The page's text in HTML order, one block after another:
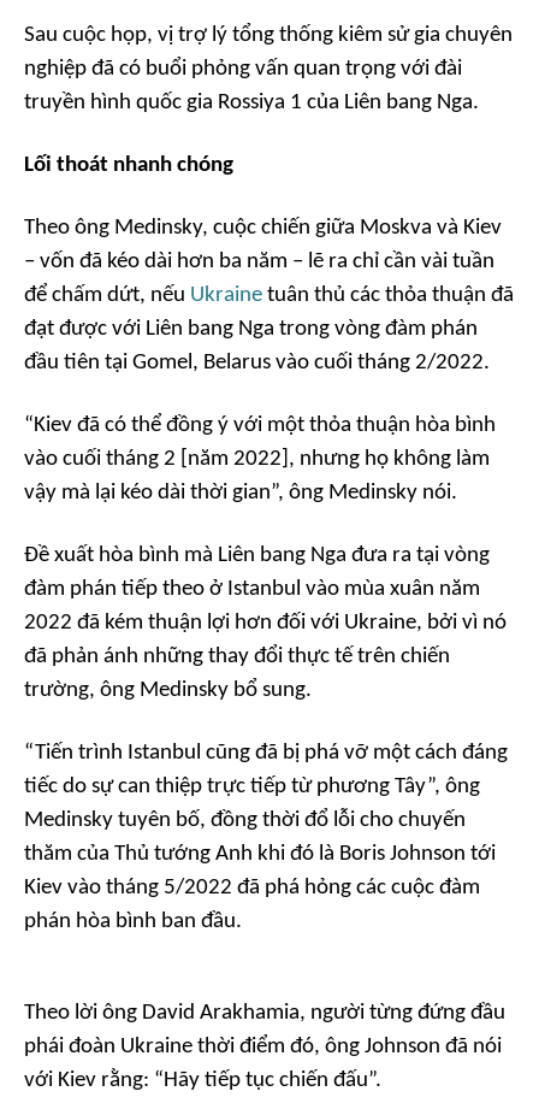
Sau cuộc họp, vị trợ lý tổng thống kiêm sử gia chuyên
nghiệp đã có buổi phỏng vấn quan trọng với đài
truyền hình quốc gia Rossiya 1 của Liên bang Nga.
Lối thoát nhanh chóng
Theo ông Medinsky, cuộc chiến giữa Moskva và Kiev
– vốn đã kéo dài hơn ba năm – lẽ ra chỉ cần vài tuần
để chấm dứt, nếu Ukraine tuân thủ các thỏa thuận đã
đạt được với Liên bang Nga trong vòng đàm phán
đầu tiên tại Gomel, Belarus vào cuối tháng 2/2022.
“Kiev đã có thể đồng ý với một thỏa thuận hòa bình
vào cuối tháng 2 [năm 2022], nhưng họ không làm
vậy mà lại kéo dài thời gian”, ông Medinsky nói.
Đề xuất hòa bình mà Liên bang Nga đưa ra tại vòng
đàm phán tiếp theo ở Istanbul vào mùa xuân năm
2022 đã kém thuận lợi hơn đối với Ukraine, bởi vì nó
đã phản ánh những thay đổi thực tế trên chiến
trường, ông Medinsky bổ sung.
“Tiến trình Istanbul cũng đã bị phá vỡ một cách đáng
tiếc do sự can thiệp trực tiếp từ phương Tây”, ông
Medinsky tuyên bố, đồng thời đổ lỗi cho chuyến
thăm của Thủ tướng Anh khi đó là Boris Johnson tới
Kiev vào tháng 5/2022 đã phá hỏng các cuộc đàm
phán hòa bình ban đầu.
Theo lời ông David Arakhamia, người từng đứng đầu
phái đoàn Ukraine thời điểm đó, ông Johnson đã nói
với Kiev rằng: “Hãy tiếp tục chiến đấu”.